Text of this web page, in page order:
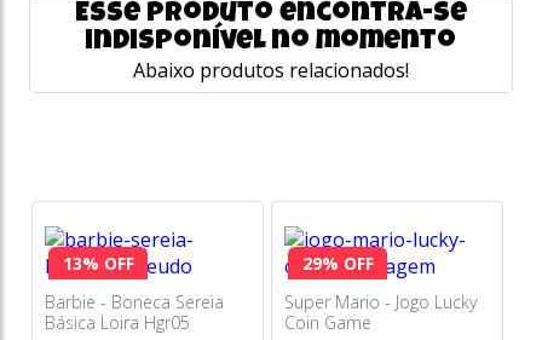
Esse produto encontra-se
indisponível no momento
Abaixo produtos relacionados!
13% OFF
Barbie - Boneca Sereia
Básica Loira Hgr05
29% OFF
Super Mario - Jogo Lucky
Coin Game